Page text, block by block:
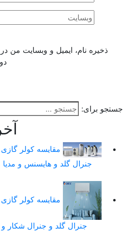
ذخیره نام، ایمیل و وبسایت من در
برای:
مقایسه کولر گازی
جنرال گلد و هایسنس و مدیا و
مقایسه کولر گازی
جنرال گلد و جنرال شکار و